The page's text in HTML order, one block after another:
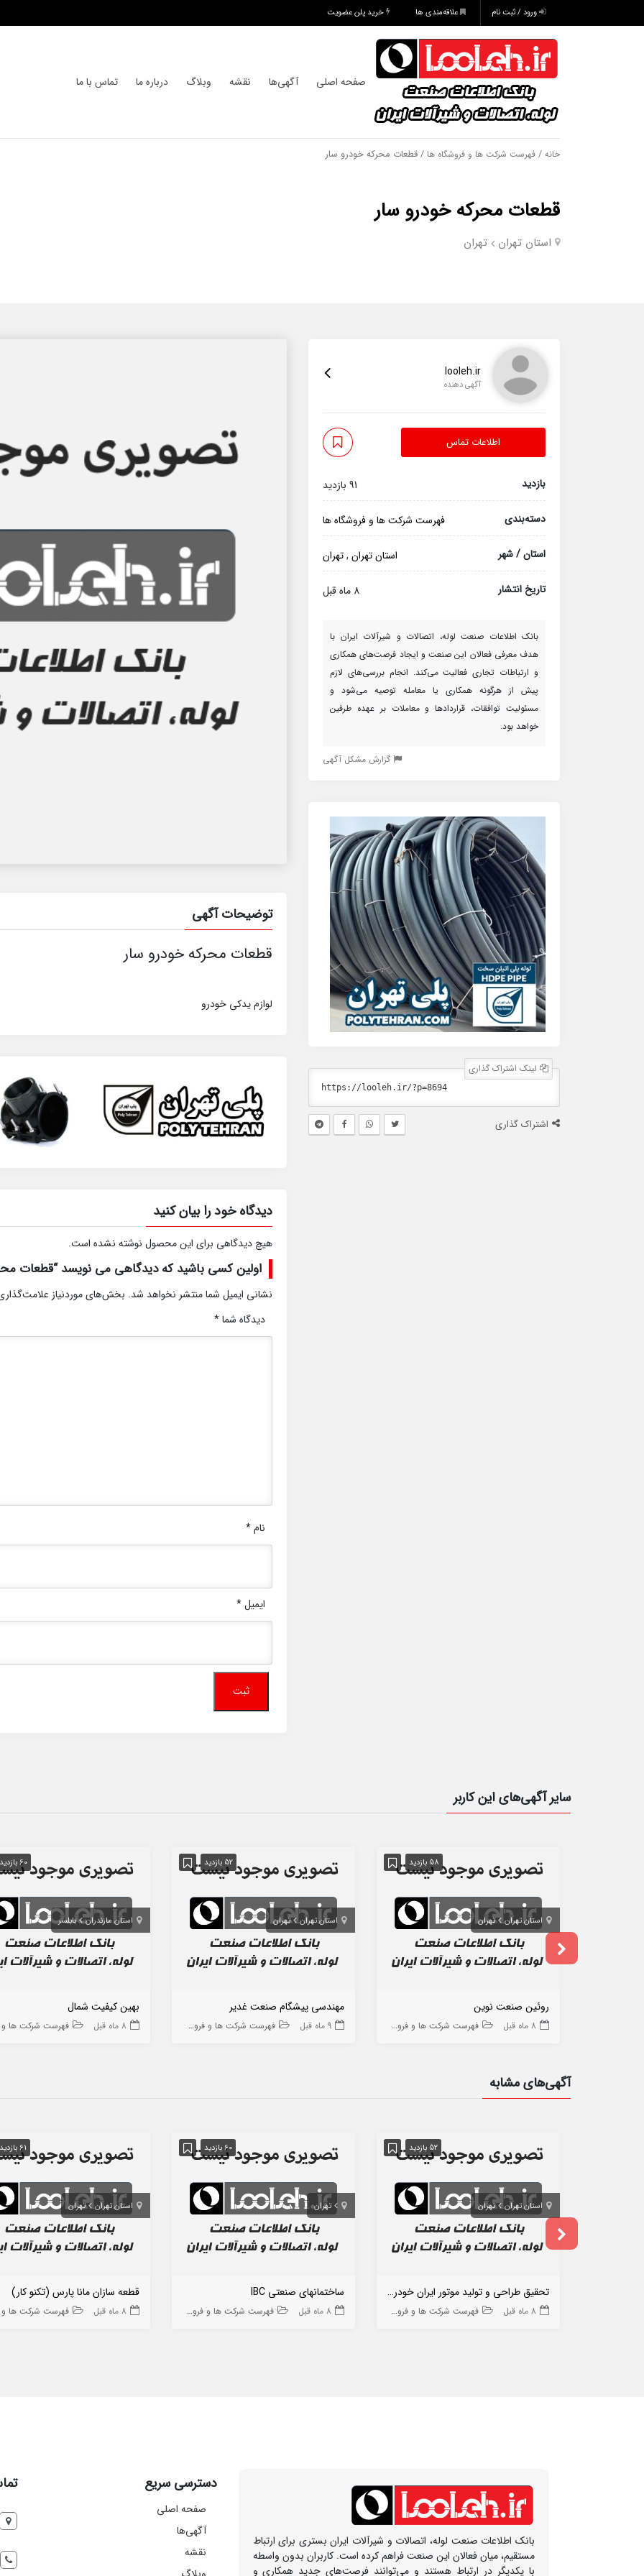
ورود / ثبت نام علاقه‌مندی ها خرید پلن عضویت
صفحه اصلی آگهی‌ها نقشه وبلاگ درباره ما تماس با ما
خانه / فهرست شرکت ها و فروشگاه ها / قطعات محرکه خودرو سار
قطعات محرکه خودرو سار
استان تهران تهران
looleh.ir
آگهی دهنده
اطلاعات تماس
بازدید 91 بازدید
دسته‌بندی فهرست شرکت ها و فروشگاه ها
استان / شهر استان تهران ,تهران
تاریخ انتشار 8 ماه قبل
بانک اطلاعات صنعت لوله، اتصالات و شیرآلات ایران با
هدف معرفی فعالان این صنعت و ایجاد فرصت‌های همکاری
و ارتباطات تجاری فعالیت می‌کند. انجام بررسی‌های لازم
پیش از هرگونه همکاری یا معامله توصیه می‌شود و
مسئولیت توافقات، قراردادها و معاملات بر عهده طرفین
خواهد بود.
گزارش مشکل آگهی
لینک اشتراک گذاری
اشتراک گذاری
توضیحات آگهی
قطعات محرکه خودرو سار
لوازم یدکی خودرو
دیدگاه خود را بیان کنید
هیچ دیدگاهی برای این محصول نوشته نشده است.
اولین کسی باشید که دیدگاهی می نویسد “قطعات
نشانی ایمیل شما منتشر نخواهد شد. بخش‌های موردنیاز
دیدگاه شما*
نام*
ایمیل*
سایر آگهی‌های این کاربر
58 بازدید
استان تهران تهران
روئین صنعت نوین
8 ماه قبل فهرست شرکت ها و فروشگاه ها
52 بازدید
استان تهران تهران
مهندسی پیشگام صنعت غدیر
9 ماه قبل فهرست شرکت ها و فروشگاه ها
60 بازدید
استان مازندران بابلسر
بهین کیفیت شمال
8 ماه قبل فهرست شرکت ها و
آگهی‌های مشابه
52 بازدید
استان تهران تهران
تحقیق طراحی و تولید موتور ایران خودرو (سهامی خاص)
8 ماه قبل فهرست شرکت ها و فروشگاه ها
60 بازدید
تهران
ساختمانهای صنعتی IBC
8 ماه قبل فهرست شرکت ها و فروشگاه ها
61 بازدید
استان تهران تهران
قطعه سازان مانا پارس (تکنو کار)
8 ماه قبل فهرست شرکت ها و
بانک اطلاعات صنعت لوله، اتصالات و شیرآلات ایران بستری برای ارتباط
مستقیم، میان فعالان این صنعت فراهم کرده است. کاربران بدون واسطه
با یکدیگر در ارتباط هستند و می‌توانند فرصت‌های جدید همکاری و
دسترسی سریع
صفحه اصلی
آگهی‌ها
نقشه